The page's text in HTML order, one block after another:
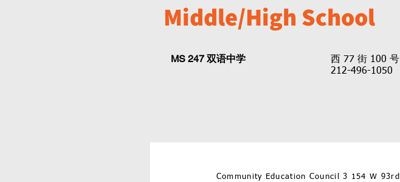
Middle/High School
MS 247 双语中学
西 77 街 100 号
212-496-1050